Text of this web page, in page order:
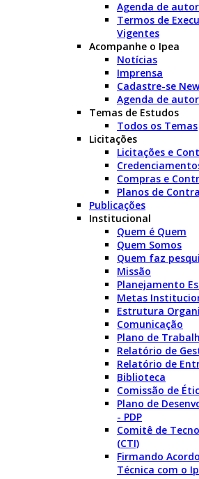
Agenda de
Termos de
Vigentes
Acompanhe o Ipea
Notícias
Imprensa
Cadastre-se
Agenda de
Temas de Estudos
Todos os Temas
Licitações
Licitações e
Compras e
Planos de
Publicações
Institucional
Quem é Quem
Quem Somos
Quem faz
Missão
Planejamento
Metas
Estrutura
Comunicação
Plano de
Relatório de
Relatório de
Biblioteca
Comissão de
Plano de
- PDP
Comitê de
(CTI)
Firmando
Técnica com o